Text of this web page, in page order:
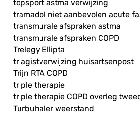
topsport astma verwijzing
tramadol niet aanbevolen acute
transmurale afspraken astma
transmurale afspraken COPD
Trelegy Ellipta
triagistverwijzing huisartsenpost
Trijn RTA COPD
triple therapie
triple therapie COPD overleg
Turbuhaler weerstand